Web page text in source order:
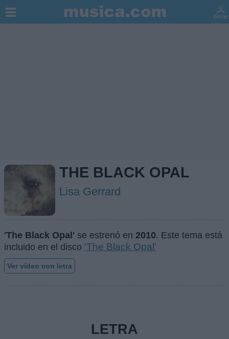
THE BLACK OPAL
Lisa Gerrard
'The Black Opal' se estrenó en 2010. Este tema está
incluido en el disco 'The Black Opal'
Ver vídeo con letra
LETRA